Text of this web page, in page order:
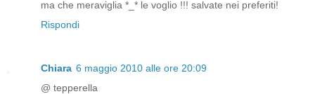
ma che meraviglia *_* le voglio !!! salvate nei preferiti!
Rispondi
Chiara 6 maggio 2010 alle ore 20:09
@ tepperella